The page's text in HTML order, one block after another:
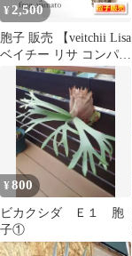
¥2,500
胞子 販売 【veitchii Lisa
ベイチー リサ コンパク
ト】 胞子培養 ビカクシ
ダ スポア spore 1パック
【ジフィー2回分ほど】
約0.1ml 入り
¥800
ビカクシダ Ｅ１ 胞
子①